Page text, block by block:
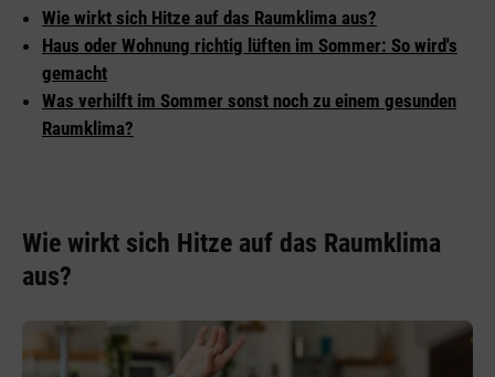
Wie wirkt sich Hitze auf das Raumklima aus?
Haus oder Wohnung richtig lüften im Sommer: So wird's
gemacht
Was verhilft im Sommer sonst noch zu einem gesunden
Raumklima?
Wie wirkt sich Hitze auf das Raumklima
aus?